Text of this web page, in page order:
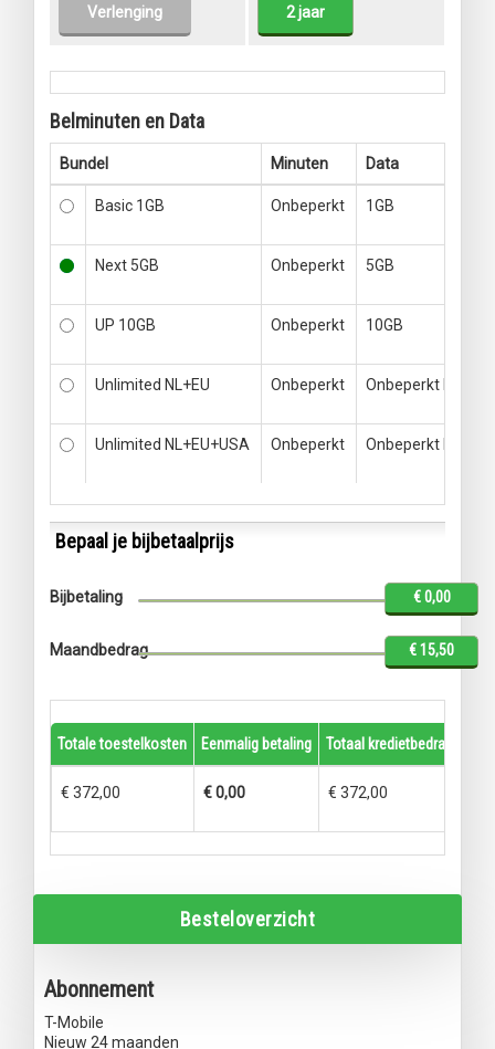
Verlenging 2 jaar
Belminuten en Data
Bundel Minuten Data
Basic 1GB Onbeperkt 1GB
Next 5GB Onbeperkt 5GB
UP 10GB Onbeperkt 10GB
Unlimited NL+EU Onbeperkt Onbeperkt NL+EU
Unlimited NL+EU+USA Onbeperkt Onbeperkt
Bepaal je bijbetaalprijs
Bijbetaling € 0,00
Maandbedrag € 15,50
Totale toestelkosten Eenmalig betaling Totaal kredietbedrag
€ 372,00 € 0,00 € 372,00
Besteloverzicht
Abonnement
T-Mobile
Nieuw 24 maanden